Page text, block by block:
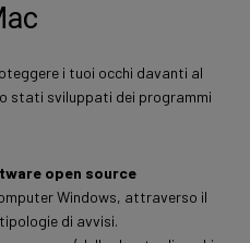
i tuoi occhi davanti al
stati sviluppati dei programmi
open source
Windows, attraverso il
di avvisi.